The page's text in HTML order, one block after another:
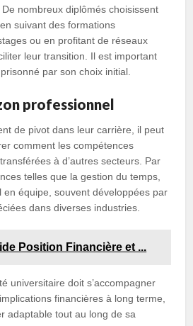
nombreux diplômés choisissent
suivant des formations
ou en profitant de réseaux
leur transition. Il est important
par son choix initial.
professionnel
de pivot dans leur carrière, il peut
comment les compétences
à d’autres secteurs. Par
telles que la gestion du temps,
en équipe, souvent développées par
dans diverses industries.
Position Financière et ...
universitaire doit s’accompagner
financières à long terme,
adaptable tout au long de sa